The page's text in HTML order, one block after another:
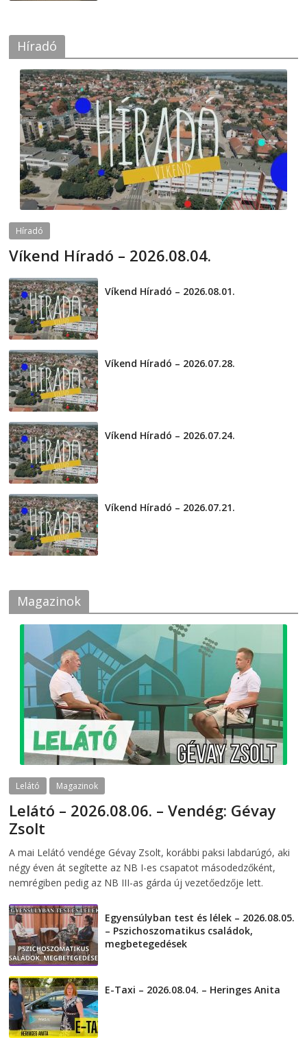
Híradó
Híradó
Víkend Híradó – 2026.08.04.
Víkend Híradó – 2026.08.01.
Víkend Híradó – 2026.07.28.
Víkend Híradó – 2026.07.24.
Víkend Híradó – 2026.07.21.
Magazinok
Lelátó Magazinok
Lelátó – 2026.08.06. – Vendég: Gévay
Zsolt
A mai Lelátó vendége Gévay Zsolt, korábbi paksi labdarúgó, aki
négy éven át segítette az NB I-es csapatot másodedzőként,
nemrégiben pedig az NB III-as gárda új vezetőedzője lett.
Egyensúlyban test és lélek – 2026.08.05.
– Pszichoszomatikus családok,
megbetegedések
E-Taxi – 2026.08.04. – Heringes Anita